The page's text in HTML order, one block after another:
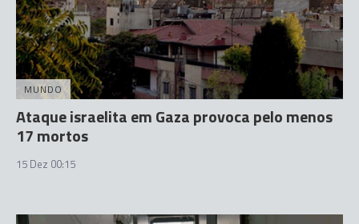
MUNDO
Ataque israelita em Gaza provoca pelo menos
17 mortos
15 Dez 00:15